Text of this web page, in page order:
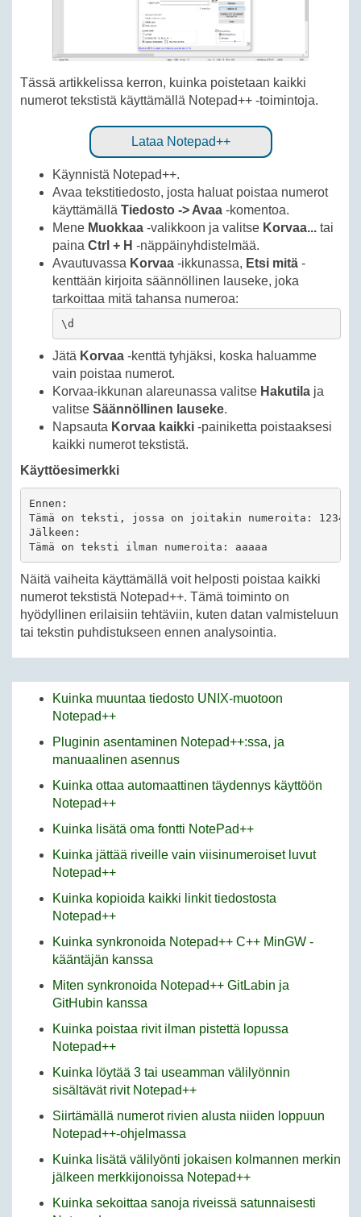
Tässä artikkelissa kerron, kuinka poistetaan kaikki
numerot tekstistä käyttämällä Notepad++ -toimintoja.
Lataa Notepad++
Käynnistä Notepad++.
Avaa tekstitiedosto, josta haluat poistaa numerot
käyttämällä Tiedosto -> Avaa -komentoa.
Mene Muokkaa -valikkoon ja valitse Korvaa... tai
paina Ctrl + H -näppäinyhdistelmää.
Avautuvassa Korvaa -ikkunassa, Etsi mitä -
kenttään kirjoita säännöllinen lauseke, joka
tarkoittaa mitä tahansa numeroa:
\d
Jätä Korvaa -kenttä tyhjäksi, koska haluamme
vain poistaa numerot.
Korvaa-ikkunan alareunassa valitse Hakutila ja
valitse Säännöllinen lauseke.
Napsauta Korvaa kaikki -painiketta poistaaksesi
kaikki numerot tekstistä.
Käyttöesimerkki
Ennen:
Tämä on teksti, jossa on joitakin numeroita:
Jälkeen:
Tämä on teksti ilman numeroita: aaaaa
Näitä vaiheita käyttämällä voit helposti poistaa kaikki
numerot tekstistä Notepad++. Tämä toiminto on
hyödyllinen erilaisiin tehtäviin, kuten datan valmisteluun
tai tekstin puhdistukseen ennen analysointia.
Kuinka muuntaa tiedosto UNIX-muotoon
Notepad++
Pluginin asentaminen Notepad++:ssa, ja
manuaalinen asennus
Kuinka ottaa automaattinen täydennys käyttöön
Notepad++
Kuinka lisätä oma fontti NotePad++
Kuinka jättää riveille vain viisinumeroiset luvut
Notepad++
Kuinka kopioida kaikki linkit tiedostosta
Notepad++
Kuinka synkronoida Notepad++ C++ MinGW -
kääntäjän kanssa
Miten synkronoida Notepad++ GitLabin ja
GitHubin kanssa
Kuinka poistaa rivit ilman pistettä lopussa
Notepad++
Kuinka löytää 3 tai useamman välilyönnin
sisältävät rivit Notepad++
Siirtämällä numerot rivien alusta niiden loppuun
Notepad++-ohjelmassa
Kuinka lisätä välilyönti jokaisen kolmannen merkin
jälkeen merkkijonoissa Notepad++
Kuinka sekoittaa sanoja riveissä satunnaisesti